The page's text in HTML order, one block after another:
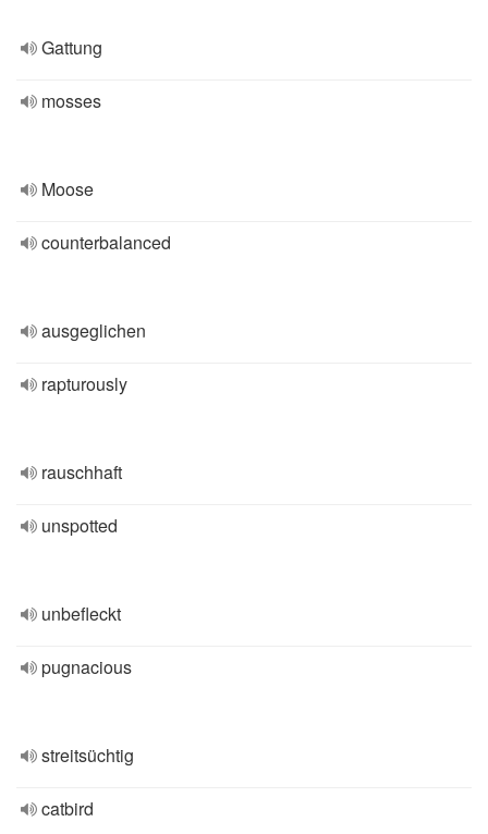
Gattung
mosses
Moose
counterbalanced
ausgeglichen
rapturously
rauschhaft
unspotted
unbefleckt
pugnacious
streitsüchtig
catbird